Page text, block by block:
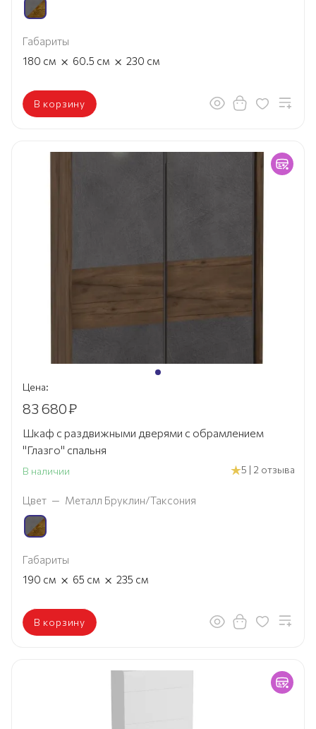
Габариты
180 см × 60.5 см × 230 см
В корзину
Цена:
83 680₽
Шкаф с раздвижными дверями с обрамлением
"Глазго" спальня
В наличии 5 | 2 отзыва
Цвет — Металл Бруклин/Таксония
Габариты
190 см × 65 см × 235 см
В корзину